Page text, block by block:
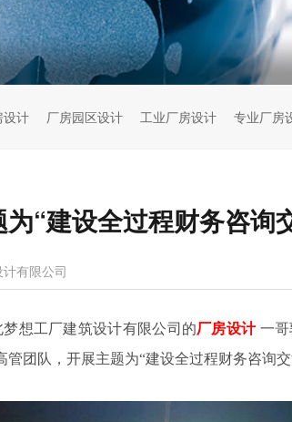
设计 厂房园区设计 工业厂房设计 专业厂房
“建设全过程财务咨询
有限公司
梦想工厂建筑设计有限公司的厂房设计 一
团队，开展主题为“建设全过程财务咨询交